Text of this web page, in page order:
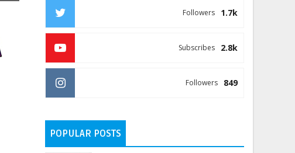
1.7k
Followers
2.8k
Subscribes
849
Followers
POPULAR POSTS